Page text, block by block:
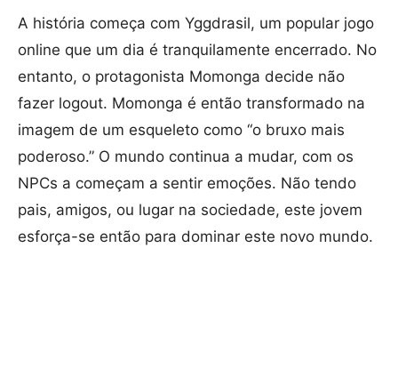
A história começa com Yggdrasil, um popular jogo
online que um dia é tranquilamente encerrado. No
entanto, o protagonista Momonga decide não
fazer logout. Momonga é então transformado na
imagem de um esqueleto como “o bruxo mais
poderoso.” O mundo continua a mudar, com os
NPCs a começam a sentir emoções. Não tendo
pais, amigos, ou lugar na sociedade, este jovem
esforça-se então para dominar este novo mundo.